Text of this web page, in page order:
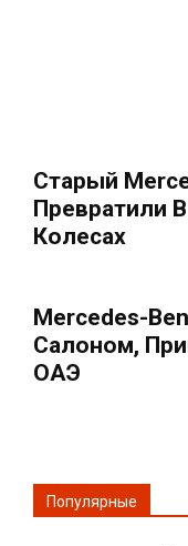
Старый
Превратили
Колесах
Mercedes-
Салоном,
ОАЭ
Популярные